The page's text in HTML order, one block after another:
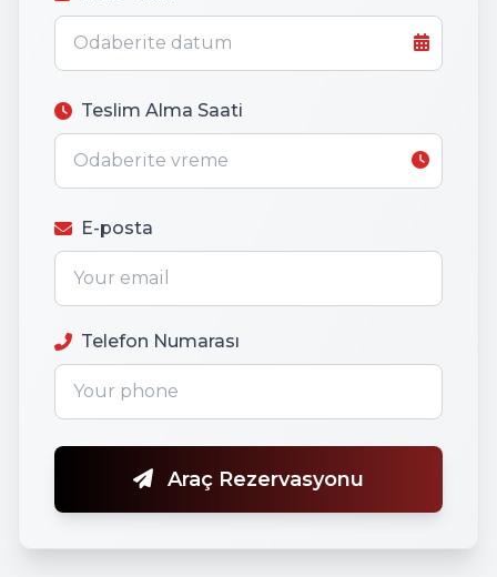
Teslim Alma Saati
E-posta
Telefon Numarası
Araç Rezervasyonu